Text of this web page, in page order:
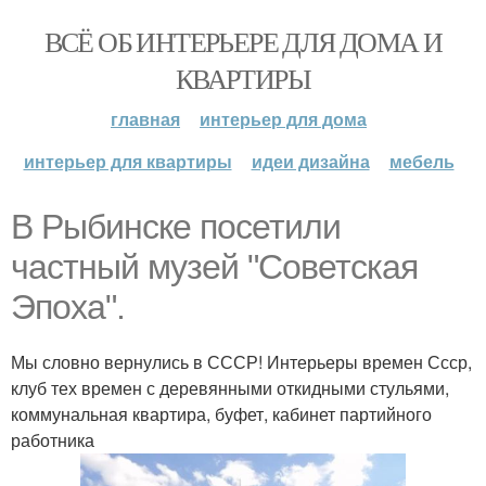
ВСЁ ОБ ИНТЕРЬЕРЕ ДЛЯ ДОМА И
КВАРТИРЫ
главная
интерьер для дома
интерьер для квартиры
идеи дизайна мебель
В Рыбинске посетили
частный музей "Советская
Эпоха".
Мы словно вернулись в СССР! Интерьеры времен Ссср,
клуб тех времен с деревянными откидными стульями,
коммунальная квартира, буфет, кабинет партийного
работника